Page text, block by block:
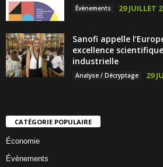
Évènements 29 JUILLET
Sanofi appelle
excellence
industrielle
Analyse / Décryptage 29
CATÉGORIE POPULAIRE
Économie
Évènements